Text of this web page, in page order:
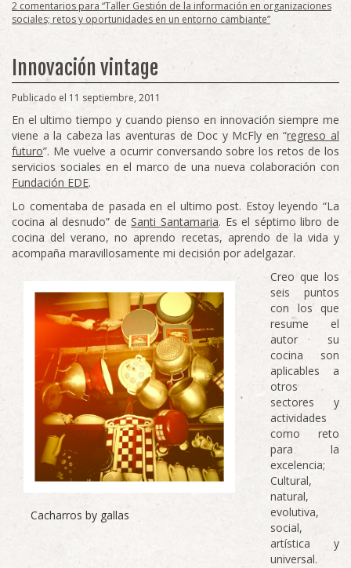
2 comentarios para “Taller Gestión de la información en organizaciones
sociales; retos y oportunidades en un entorno cambiante”
Innovación vintage
Publicado el 11 septiembre, 2011
En el ultimo tiempo y cuando pienso en innovación siempre me
viene a la cabeza las aventuras de Doc y McFly en “regreso al
futuro”. Me vuelve a ocurrir conversando sobre los retos de los
servicios sociales en el marco de una nueva colaboración con
Fundación EDE.
Lo comentaba de pasada en el ultimo post. Estoy leyendo “La
cocina al desnudo” deSanti Santamaria. Es el séptimo libro de
cocina del verano, no aprendo recetas, aprendo de la vida y
acompaña maravillosamente mi decisión por adelgazar.
Cacharros by gallas
Creo que los
seis puntos
con los que
resume el
autor su
cocina son
aplicables a
otros
sectores y
actividades
como reto
para la
excelencia;
Cultural,
natural,
evolutiva,
social,
artística y
universal.